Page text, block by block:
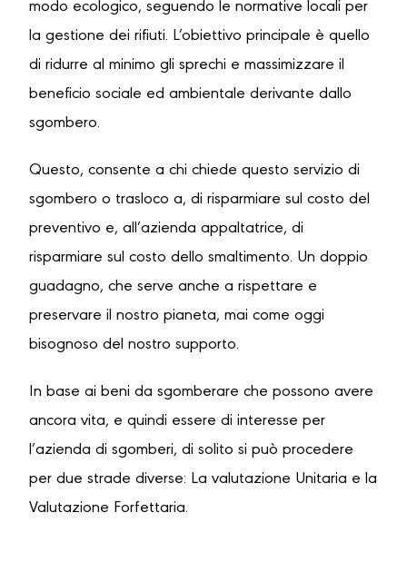
modo ecologico, seguendo le normative locali per
la gestione dei rifiuti. L’obiettivo principale è quello
di ridurre al minimo gli sprechi e massimizzare il
beneficio sociale ed ambientale derivante dallo
sgombero.
Questo, consente a chi chiede questo servizio di
sgombero o trasloco a, di risparmiare sul costo del
preventivo e, all’azienda appaltatrice, di
risparmiare sul costo dello smaltimento. Un doppio
guadagno, che serve anche a rispettare e
preservare il nostro pianeta, mai come oggi
bisognoso del nostro supporto.
In base ai beni da sgomberare che possono avere
ancora vita, e quindi essere di interesse per
l’azienda di sgomberi, di solito si può procedere
per due strade diverse: La valutazione Unitaria e la
Valutazione Forfettaria.